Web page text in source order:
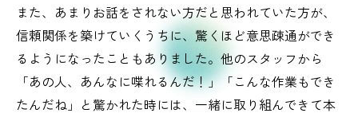
また、あまりお話をされない方だと思われていた方が、
信頼関係を築けていくうちに、驚くほど意思疎通ができ
るようになったこともありました。他のスタッフから
「あの人、あんなに喋れるんだ！」「こんな作業もでき
たんだね」と驚かれた時には、一緒に取り組んできて本